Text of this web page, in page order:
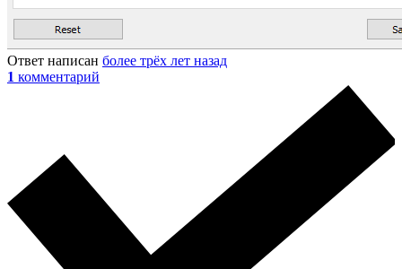
Ответ написан более трёх лет назад
1 комментарий